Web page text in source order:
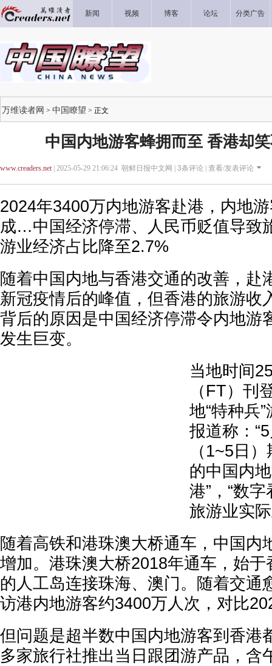
新闻 视频 博客 论坛 分类广告
万维读者网 > 中国瞭望 > 正文
中国内地游客蜂拥而至 香港却
www.creaders.net| 2025-05-29 21:06:24 朝鲜日报中文网 | 3条评论 | 查看/发表评论
2024年3400万内地游客赴港，内地
成…中国经济停滞、人民币贬值导致
游业经济占比降至2.7%
随着中国内地与香港交通的改善，赴
新冠疫情后的峰值，但香港的旅游收
背后的原因是中国经济停滞令内地游
发生巨变。
当地时间
（FT）刊
地“特种兵
报道称：
（1~5日
的中国内
港”，“数
旅游业实
随着高铁和港珠澳大桥通车，中国内
增加。港珠澳大桥2018年通车，始
的人工岛连接珠海、澳门。随着交通
访港内地游客约3400万人次，对比
但问题是超半数中国内地游客到香港
多家旅行社推出当日跟团游产品，含